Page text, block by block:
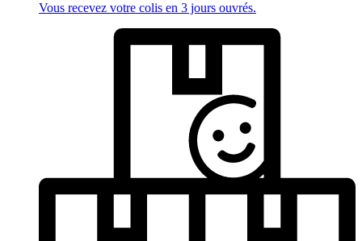
Vous recevez votre colis en 3 jours ouvrés.